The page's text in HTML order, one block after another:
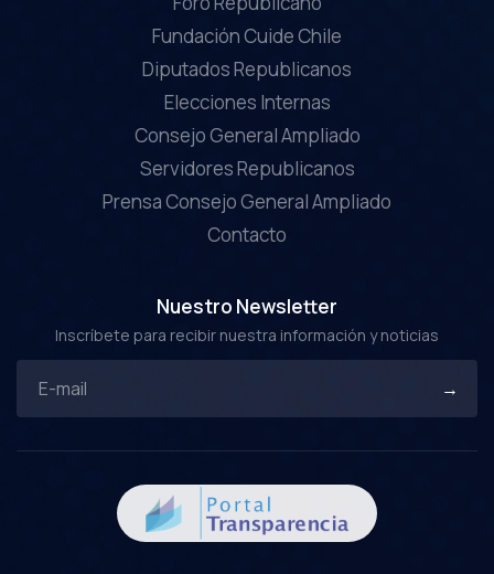
Fundación Cuide Chile
Diputados Republicanos
Elecciones Internas
Consejo General Ampliado
Servidores Republicanos
Prensa Consejo General Ampliado
Contacto
Nuestro Newsletter
Inscríbete para recibir nuestra información y noticias